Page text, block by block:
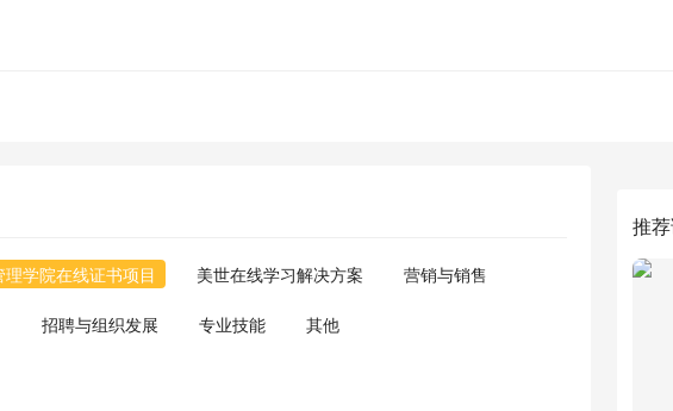
学院在线证书项目 美世在线学习解决方案 营销与销售
招聘与组织发展 专业技能 其他
推